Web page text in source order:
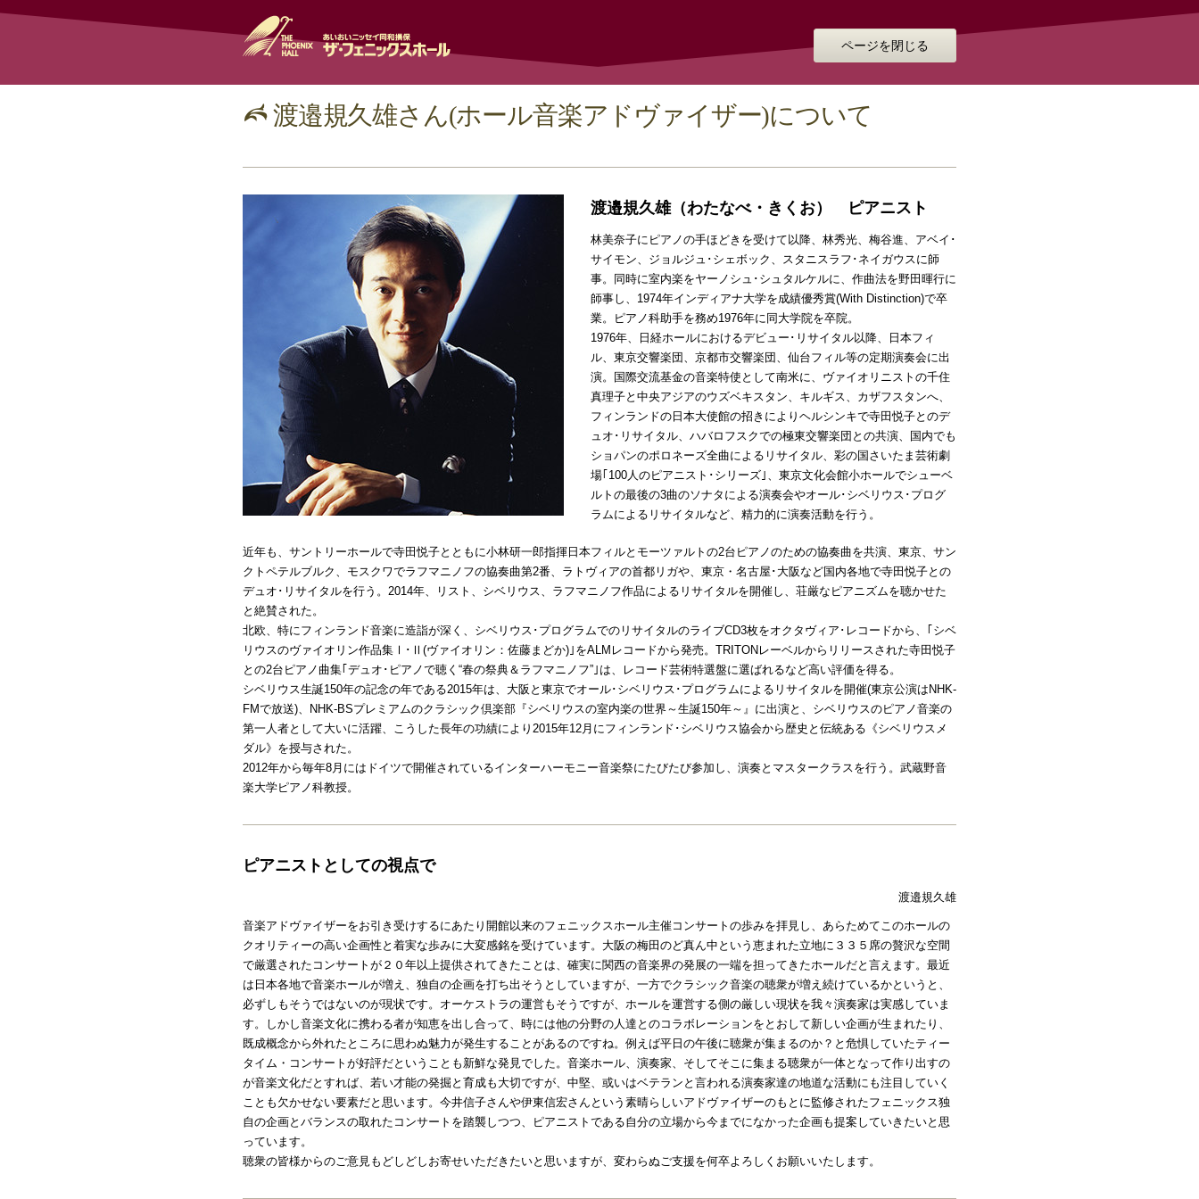
ページを閉じる
渡邉規久雄さん(ホール音楽アドヴァイザー)について
渡邉規久雄（わたなべ・きくお） ピアニスト
林美奈子にピアノの手ほどきを受けて以降、林秀光、梅谷進、アベイ･
サイモン、ジョルジュ･シェボック、スタニスラフ･ネイガウスに師
事。同時に室内楽をヤーノシュ･シュタルケルに、作曲法を野田暉行に
師事し、1974年インディアナ大学を成績優秀賞(With Distinction)で卒
業。ピアノ科助手を務め1976年に同大学院を卒院。
1976年、日経ホールにおけるデビュー･リサイタル以降、日本フィ
ル、東京交響楽団、京都市交響楽団、仙台フィル等の定期演奏会に出
演。国際交流基金の音楽特使として南米に、ヴァイオリニストの千住
真理子と中央アジアのウズベキスタン、キルギス、カザフスタンへ、
フィンランドの日本大使館の招きによりヘルシンキで寺田悦子とのデ
ュオ･リサイタル、ハバロフスクでの極東交響楽団との共演、国内でも
ショパンのポロネーズ全曲によるリサイタル、彩の国さいたま芸術劇
場｢100人のピアニスト･シリーズ｣、東京文化会館小ホールでシューベ
ルトの最後の3曲のソナタによる演奏会やオール･シベリウス･プログ
ラムによるリサイタルなど、精力的に演奏活動を行う。
近年も、サントリーホールで寺田悦子とともに小林研一郎指揮日本フィルとモーツァルトの2台ピアノのための協奏曲を共演、東京、サン
クトペテルブルク、モスクワでラフマニノフの協奏曲第2番、ラトヴィアの首都リガや、東京・名古屋･大阪など国内各地で寺田悦子との
デュオ･リサイタルを行う。2014年、リスト、シベリウス、ラフマニノフ作品によるリサイタルを開催し、荘厳なピアニズムを聴かせた
と絶賛された。
北欧、特にフィンランド音楽に造詣が深く、シベリウス･プログラムでのリサイタルのライブCD3枚をオクタヴィア･レコードから、｢シベ
リウスのヴァイオリン作品集Ⅰ･Ⅱ(ヴァイオリン：佐藤まどか)｣をALMレコードから発売。TRITONレーベルからリリースされた寺田悦子
との2台ピアノ曲集｢デュオ･ピアノで聴く“春の祭典＆ラフマニノフ”｣は、レコード芸術特選盤に選ばれるなど高い評価を得る。
シベリウス生誕150年の記念の年である2015年は、大阪と東京でオール･シベリウス･プログラムによるリサイタルを開催(東京公演はNHK-
FMで放送)、NHK-BSプレミアムのクラシック倶楽部『シベリウスの室内楽の世界～生誕150年～』に出演と、シベリウスのピアノ音楽の
第一人者として大いに活躍、こうした長年の功績により2015年12月にフィンランド･シベリウス協会から歴史と伝統ある《シベリウスメ
ダル》を授与された。
2012年から毎年8月にはドイツで開催されているインターハーモニー音楽祭にたびたび参加し、演奏とマスタークラスを行う。武蔵野音
楽大学ピアノ科教授。
ピアニストとしての視点で
渡邉規久雄
音楽アドヴァイザーをお引き受けするにあたり開館以来のフェニックスホール主催コンサートの歩みを拝見し、あらためてこのホールの
クオリティーの高い企画性と着実な歩みに大変感銘を受けています。大阪の梅田のど真ん中という恵まれた立地に３３５席の贅沢な空間
で厳選されたコンサートが２０年以上提供されてきたことは、確実に関西の音楽界の発展の一端を担ってきたホールだと言えます。最近
は日本各地で音楽ホールが増え、独自の企画を打ち出そうとしていますが、一方でクラシック音楽の聴衆が増え続けているかというと、
必ずしもそうではないのが現状です。オーケストラの運営もそうですが、ホールを運営する側の厳しい現状を我々演奏家は実感していま
す。しかし音楽文化に携わる者が知恵を出し合って、時には他の分野の人達とのコラボレーションをとおして新しい企画が生まれたり、
既成概念から外れたところに思わぬ魅力が発生することがあるのですね。例えば平日の午後に聴衆が集まるのか？と危惧していたティー
タイム・コンサートが好評だということも新鮮な発見でした。音楽ホール、演奏家、そしてそこに集まる聴衆が一体となって作り出すの
が音楽文化だとすれば、若い才能の発掘と育成も大切ですが、中堅、或いはベテランと言われる演奏家達の地道な活動にも注目していく
ことも欠かせない要素だと思います。今井信子さんや伊東信宏さんという素晴らしいアドヴァイザーのもとに監修されたフェニックス独
自の企画とバランスの取れたコンサートを踏襲しつつ、ピアニストである自分の立場から今までになかった企画も提案していきたいと思
っています。
聴衆の皆様からのご意見もどしどしお寄せいただきたいと思いますが、変わらぬご支援を何卒よろしくお願いいたします。